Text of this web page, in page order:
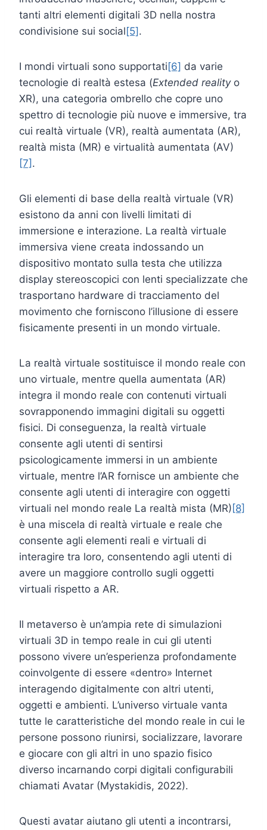
tanti altri elementi digitali 3D nella nostra
condivisione sui social[5].
I mondi virtuali sono supportati[6] da varie
tecnologie di realtà estesa (Extended realityo
XR), una categoria ombrello che copre uno
spettro di tecnologie più nuove e immersive, tra
cui realtà virtuale (VR), realtà aumentata (AR),
realtà mista (MR) e virtualità aumentata (AV)
[7] .
Gli elementi di base della realtà virtuale (VR)
esistono da anni con livelli limitati di
immersione e interazione. La realtà virtuale
immersiva viene creata indossando un
dispositivo montato sulla testa che utilizza
display stereoscopici con lenti specializzate che
trasportano hardware di tracciamento del
movimento che forniscono l’illusione di essere
fisicamente presenti in un mondo virtuale.
La realtà virtuale sostituisce il mondo reale con
uno virtuale, mentre quella aumentata (AR)
integra il mondo reale con contenuti virtuali
sovrapponendo immagini digitali su oggetti
fisici. Di conseguenza, la realtà virtuale
consente agli utenti di sentirsi
psicologicamente immersi in un ambiente
virtuale, mentre l’AR fornisce un ambiente che
consente agli utenti di interagire con oggetti
virtuali nel mondo reale La realtà mista (MR) [8]
è una miscela di realtà virtuale e reale che
consente agli elementi reali e virtuali di
interagire tra loro, consentendo agli utenti di
avere un maggiore controllo sugli oggetti
virtuali rispetto a AR.
Il metaverso è un’ampia rete di simulazioni
virtuali 3D in tempo reale in cui gli utenti
possono vivere un’esperienza profondamente
coinvolgente di essere «dentro» Internet
interagendo digitalmente con altri utenti,
oggetti e ambienti. L’universo virtuale vanta
tutte le caratteristiche del mondo reale in cui le
persone possono riunirsi, socializzare, lavorare
e giocare con gli altri in uno spazio fisico
diverso incarnando corpi digitali configurabili
chiamati Avatar (Mystakidis, 2022).
Questi avatar aiutano gli utenti a incontrarsi,